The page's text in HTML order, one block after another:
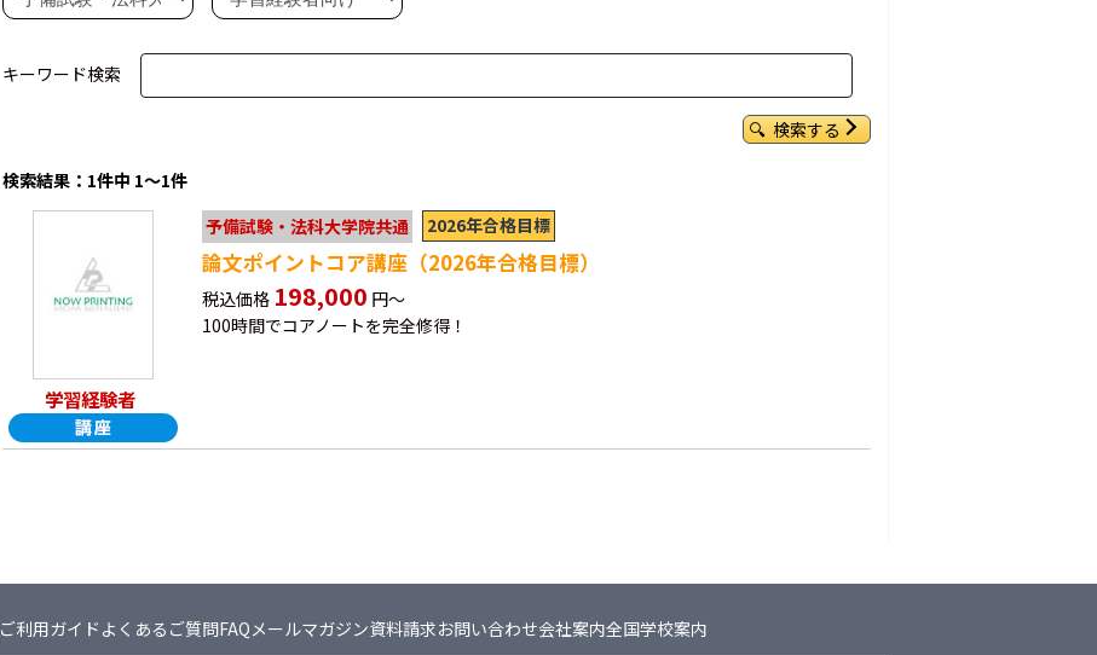
キーワード検索
検索する
検索結果：1件中 1～1件
学習経験者
予備試験・法科大学院共通 2026年合格目標
論文ポイントコア講座（2026年合格目標）
税込価格 198,000 円～
100時間でコアノートを完全修得！
ご利用ガイド よくあるご質問FAQ メールマガジン資料請求お問い合わせ会社案内全国学校案内